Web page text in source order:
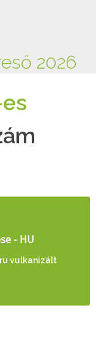
2026
- HU
vulkanizált